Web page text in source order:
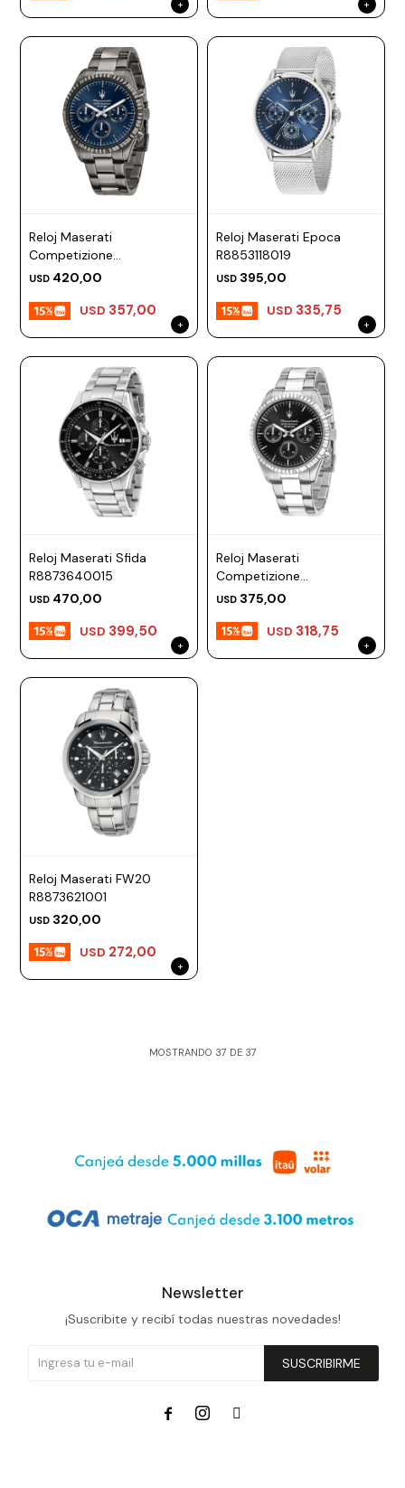
Reloj Maserati
Competizione
R8853100019
USD 420,00
USD 357,00
Reloj Maserati Epoca
R8853118019
USD 395,00
USD 335,75
Reloj Maserati Sfida
R8873640015
USD 470,00
USD 399,50
Reloj Maserati
Competizione
R8853100023
USD 375,00
USD 318,75
Reloj Maserati FW20
R8873621001
USD 320,00
USD 272,00
MOSTRANDO 37 DE 37
Newsletter
¡Suscribite y recibí todas nuestras novedades!
SUSCRIBIRME
  